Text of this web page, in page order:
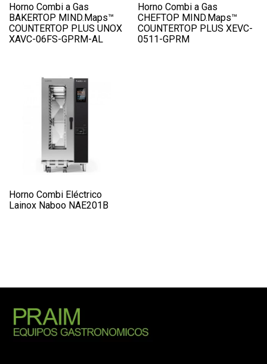
Horno Combi a Gas
BAKERTOP MIND.Maps™
COUNTERTOP PLUS UNOX
XAVC-06FS-GPRM-AL
Horno Combi a Gas
CHEFTOP MIND.Maps™
COUNTERTOP PLUS XEVC-
0511-GPRM
Horno Combi Eléctrico
Lainox Naboo NAE201B